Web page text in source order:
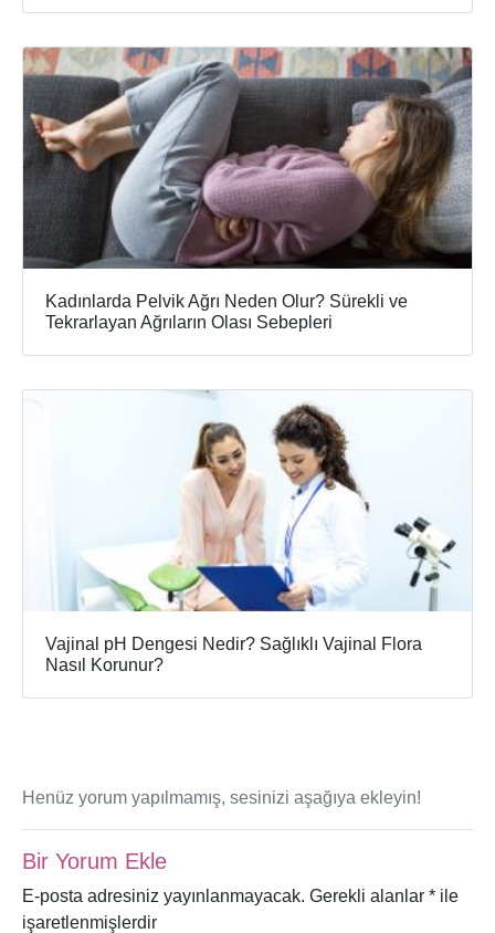
Kadınlarda Pelvik Ağrı Neden Olur? Sürekli ve
Tekrarlayan Ağrıların Olası Sebepleri
Vajinal pH Dengesi Nedir? Sağlıklı Vajinal Flora
Nasıl Korunur?
Henüz yorum yapılmamış, sesinizi aşağıya ekleyin!
Bir Yorum Ekle
E-posta adresiniz yayınlanmayacak. Gerekli alanlar * ile
işaretlenmişlerdir